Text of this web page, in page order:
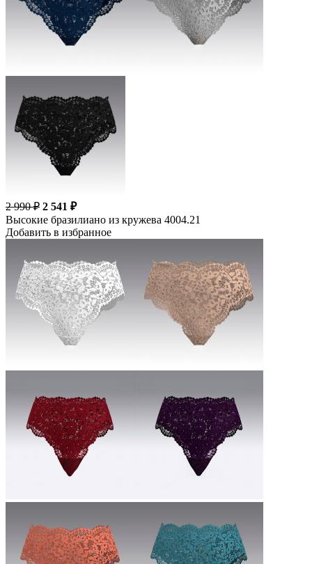
2 990 ₽ 2 541 ₽
Высокие бразилиано из кружева 4004.21
Добавить в избранное